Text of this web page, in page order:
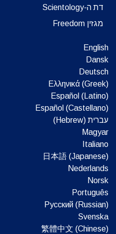
דת ה-Scientology
מגזין Freedom
English
Dansk
Deutsch
Ελληνικά (Greek)
Español (Latino)
Español (Castellano)
עברית (Hebrew)‏
Magyar
Italiano
日本語 (Japanese)
Nederlands
Norsk
Português
Русский (Russian)
Svenska
繁體中文 (Chinese)